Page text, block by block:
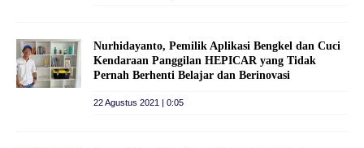
Nurhidayanto, Pemilik Aplikasi Bengkel dan Cuci
Kendaraan Panggilan HEPICAR yang Tidak
Pernah Berhenti Belajar dan Berinovasi
22 Agustus 2021 | 0:05